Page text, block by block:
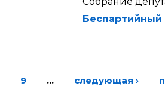
Беспартийный
9 … следующая ›